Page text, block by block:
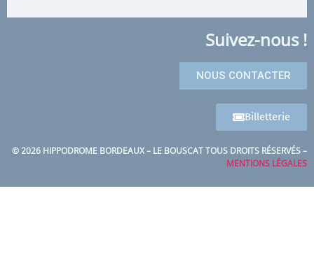
Suivez-nous !
NOUS CONTACTER
Billetterie
© 2026 HIPPODROME BORDEAUX – LE BOUSCAT TOUS DROITS RÉSERVÉS –
MENTIONS LÉGALES